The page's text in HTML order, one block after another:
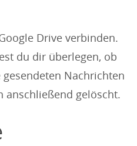
Drive verbinden.
du dir überlegen, ob
Nachrichten
anschließend gelöscht.